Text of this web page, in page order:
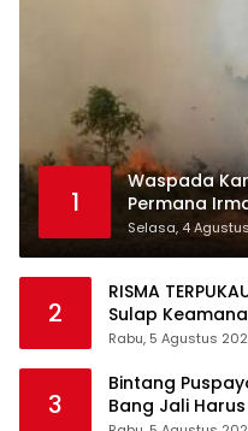
1
Waspada
Permana
Berbasis
Selasa, 4
2
RISMA
Sulap
Pangan Jadi
Rabu, 5 Agustus
3
Bintang
Bang Jali